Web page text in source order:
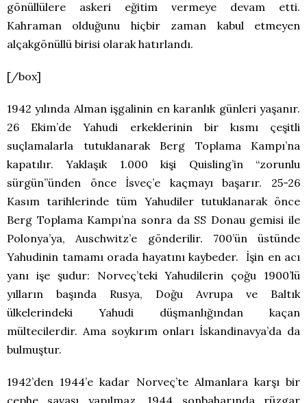
gönüllülere askeri eğitim vermeye devam etti.
Kahraman olduğunu hiçbir zaman kabul etmeyen
alçakgönüllü birisi olarak hatırlandı.
[/box]
1942 yılında Alman işgalinin en karanlık günleri yaşanır.
26 Ekim’de Yahudi erkeklerinin bir kısmı çeşitli
suçlamalarla tutuklanarak Berg Toplama Kampı’na
kapatılır. Yaklaşık 1.000 kişi Quisling’in “zorunlu
sürgün”ünden önce İsveç’e kaçmayı başarır. 25-26
Kasım tarihlerinde tüm Yahudiler tutuklanarak önce
Berg Toplama Kampı’na sonra da SS Donau gemisi ile
Polonya’ya, Auschwitz’e gönderilir. 700’ün üstünde
Yahudinin tamamı orada hayatını kaybeder. İşin en acı
yanı işe şudur: Norveç’teki Yahudilerin çoğu 1900’lü
yılların başında Rusya, Doğu Avrupa ve Baltık
ülkelerindeki Yahudi düşmanlığından kaçan
mültecilerdir. Ama soykırım onları İskandinavya’da da
bulmuştur.
1942’den 1944’e kadar Norveç’te Almanlara karşı bir
cephe savaşı yapılmaz. 1944 sonbaharında rüzgar